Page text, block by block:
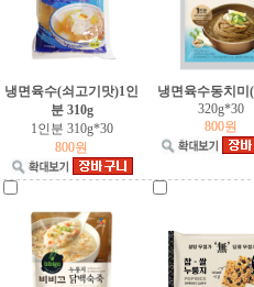
냉면육수(쇠고기맛)1인
분 310g
1인분 310g*30
800원
냉면육수동치미
320g*30
800원